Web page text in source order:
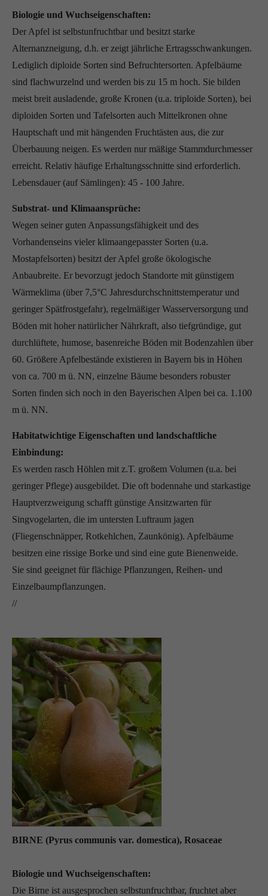
Biologie und Wuchseigenschaften:
Der Apfel ist selbstunfruchtbar und besitzt starke
Alternanzneigung, d.h. er zeigt jährliche Ertragsschwankungen.
Lediglich diploide Sorten sind Befruchtersorten. Apfelbäume
sind flachwurzelnd und werden bis zu 15 m hoch. Sie bilden
meist breit ausladende, große Kronen (u.a. triploide Sorten), bei
diploiden Sorten und Tafelsorten auch Mittelkronen ohne
Hauptschaft und mit hängenden Fruchtästen aus, die zur
Überbauung neigen. Es werden nur mäßige Stammdurchmesser
erreicht. Relativ häufige Erhaltungsschnitte sind erforderlich.
Lebensdauer (auf Sämlingen): 45 - 100 Jahre.
Substrat- und Klimaansprüche:
Wegen seiner guten Anpassungsfähigkeit und des
Vorhandenseins vieler klimaangepasster Sorten (u.a.
Mostapfelsorten) besitzt der Apfel große ökologische
Anbaubreite. Er bevorzugt jedoch Standorte mit günstigem
Wärmeklima (über 7,5°C Jahresdurchschnittstemperatur und
geringer Spätfrostgefahr), regelmäßiger Wasserversorgung und
Böden mit hoher natürlicher Nährkraft, also tiefgründige, gut
durchlüftete, humose, basenreiche Böden mit Bodenzahlen über
60. Größere Apfelbestände existieren in Bayern bis in Höhen
von ca. 700 m ü. NN, einzelne Bäume besonders robuster
Sorten finden sich noch in den Bayerischen Alpen bei ca. 1.100
m ü. NN.
Habitatwichtige Eigenschaften und landschaftliche
Einbindung:
Es werden rasch Höhlen mit z.T. großem Volumen (u.a. bei
geringer Pflege) ausgebildet. Die oft bodennahe und starkastige
Hauptverzweigung schafft günstige Ansitzwarten für
Singvogelarten, die im untersten Luftraum jagen
(Fliegenschnäpper, Rotkehlchen, Zaunkönig). Apfelbäume
besitzen eine rissige Borke und sind eine gute Bienenweide.
Sie sind geeignet für flächige Pflanzungen, Reihen- und
Einzelbaumpflanzungen.
//
BIRNE (Pyrus communis var. domestica), Rosaceae
Biologie und Wuchseigenschaften:
Die Birne ist ausgesprochen selbstunfruchtbar, fruchtet aber